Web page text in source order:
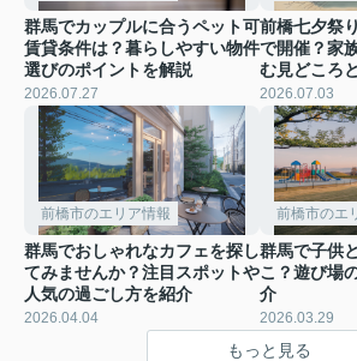
群馬でカップルに合うペット可
賃貸条件は？暮らしやすい物件
選びのポイントを解説
2026.07.27
前橋七夕祭
で開催？家
む見どころ
2026.07.03
前橋市のエリア情報
群馬でおしゃれなカフェを探し
てみませんか？注目スポットや
人気の過ごし方を紹介
2026.04.04
前橋市のエ
群馬で子供
こ？遊び場
介
2026.03.29
もっと見る